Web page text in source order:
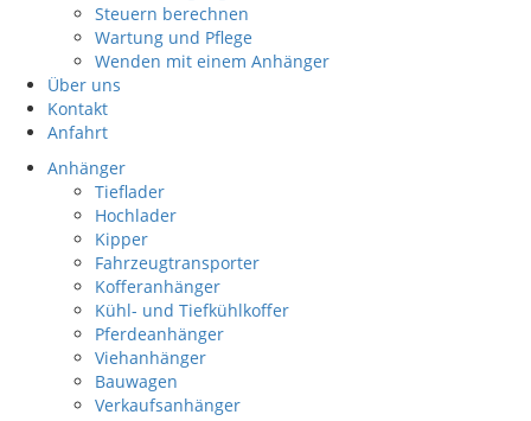
Steuern berechnen
Wartung und Pflege
Wenden mit einem Anhänger
Über uns
Kontakt
Anfahrt
Anhänger
Tieflader
Hochlader
Kipper
Fahrzeugtransporter
Kofferanhänger
Kühl- und Tiefkühlkoffer
Pferdeanhänger
Viehanhänger
Bauwagen
Verkaufsanhänger